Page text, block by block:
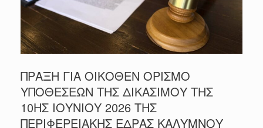
ΠΡΑΞΗ ΓΙΑ ΟΙΚΟΘΕΝ ΟΡΙΣΜΟ
ΥΠΟΘΕΣΕΩΝ ΤΗΣ ΔΙΚΑΣΙΜΟΥ ΤΗΣ
10ΗΣ ΙΟΥΝΙΟΥ 2026 ΤΗΣ
ΠΕΡΙΦΕΡΕΙΑΚΗΣ ΕΔΡΑΣ ΚΑΛΥΜΝΟΥ